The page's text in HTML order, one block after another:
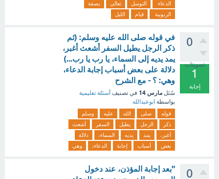
الدعاء
التوسل تعالى
بصفة
الربوبية
قيام الليل
0
تصويتات
1
إجابة
في قوله صلى الله عليه وسلم: (ثم
ذكر الرجل يطيل السفر أشعث أغبر،
يمد يديه إلى السماء، يا رب يا رب...)
دلالة على بعض أسباب إجابة الدعاء،
وهي: ؟ - مع الشرح
سُئل مارس 14 في تصنيف أسئلة تعليمية
بواسطة ابوعبدالله
قوله صلى الله عليه
وسلم
ذكر
الرجل يطيل السفر
أشعث
أغبر،
يمد يديه السماء،
دلالة
بعض
أسباب إجابة الدعاء، وهي
0
"بعد إجابة المؤذن، عند دخول